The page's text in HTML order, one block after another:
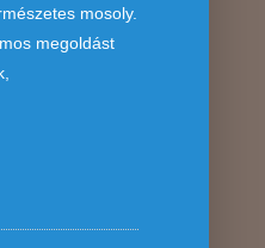
mosoly.
megoldást